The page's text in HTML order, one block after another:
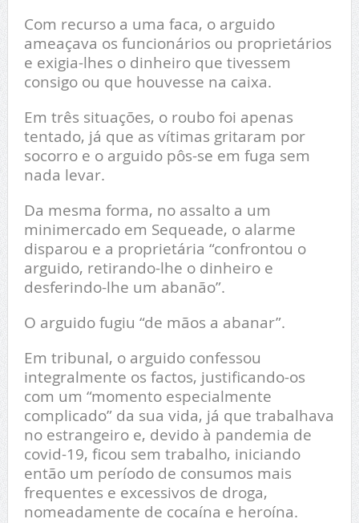
Com recurso a uma faca, o arguido
ameaçava os funcionários ou proprietários
e exigia-lhes o dinheiro que tivessem
consigo ou que houvesse na caixa.
Em três situações, o roubo foi apenas
tentado, já que as vítimas gritaram por
socorro e o arguido pôs-se em fuga sem
nada levar.
Da mesma forma, no assalto a um
minimercado em Sequeade, o alarme
disparou e a proprietária “confrontou o
arguido, retirando-lhe o dinheiro e
desferindo-lhe um abanão”.
O arguido fugiu “de mãos a abanar”.
Em tribunal, o arguido confessou
integralmente os factos, justificando-os
com um “momento especialmente
complicado” da sua vida, já que trabalhava
no estrangeiro e, devido à pandemia de
covid-19, ficou sem trabalho, iniciando
então um período de consumos mais
frequentes e excessivos de droga,
nomeadamente de cocaína e heroína.